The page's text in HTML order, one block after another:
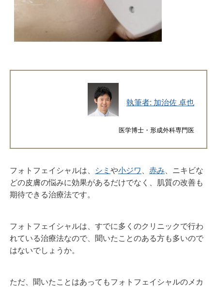
執筆者: 加治佐 卓也
医学博士・形成外科専門医
フォトフェイシャルは、 シミ や小ジワ 赤み 、ニキビな
どの皮膚の悩みに効果があるだけでなく、肌質の改善も
期待できる治療法です。
フォトフェイシャルは、すでに多くのクリニックで行わ
れている治療法なので、聞いたことのある方も多いので
はないでしょうか。
ただ、聞いたことはあってもフォトフェイシャルのメカ